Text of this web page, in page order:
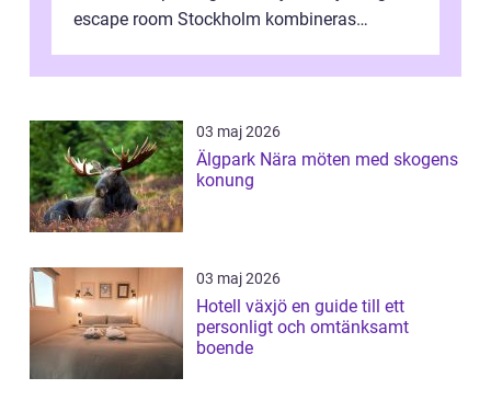
escape room Stockholm kombineras
03 maj 2026
Älgpark Nära möten med skogens
konung
03 maj 2026
Hotell växjö en guide till ett
personligt och omtänksamt
boende